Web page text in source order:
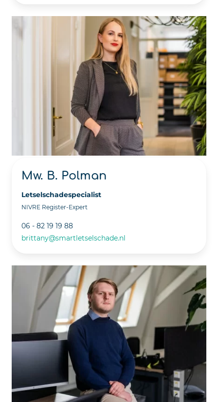
Mw. B. Polman
Letselschadespecialist
NIVRE Register-Expert
06 - 82 19 19 88
brittany@smartletselschade.nl